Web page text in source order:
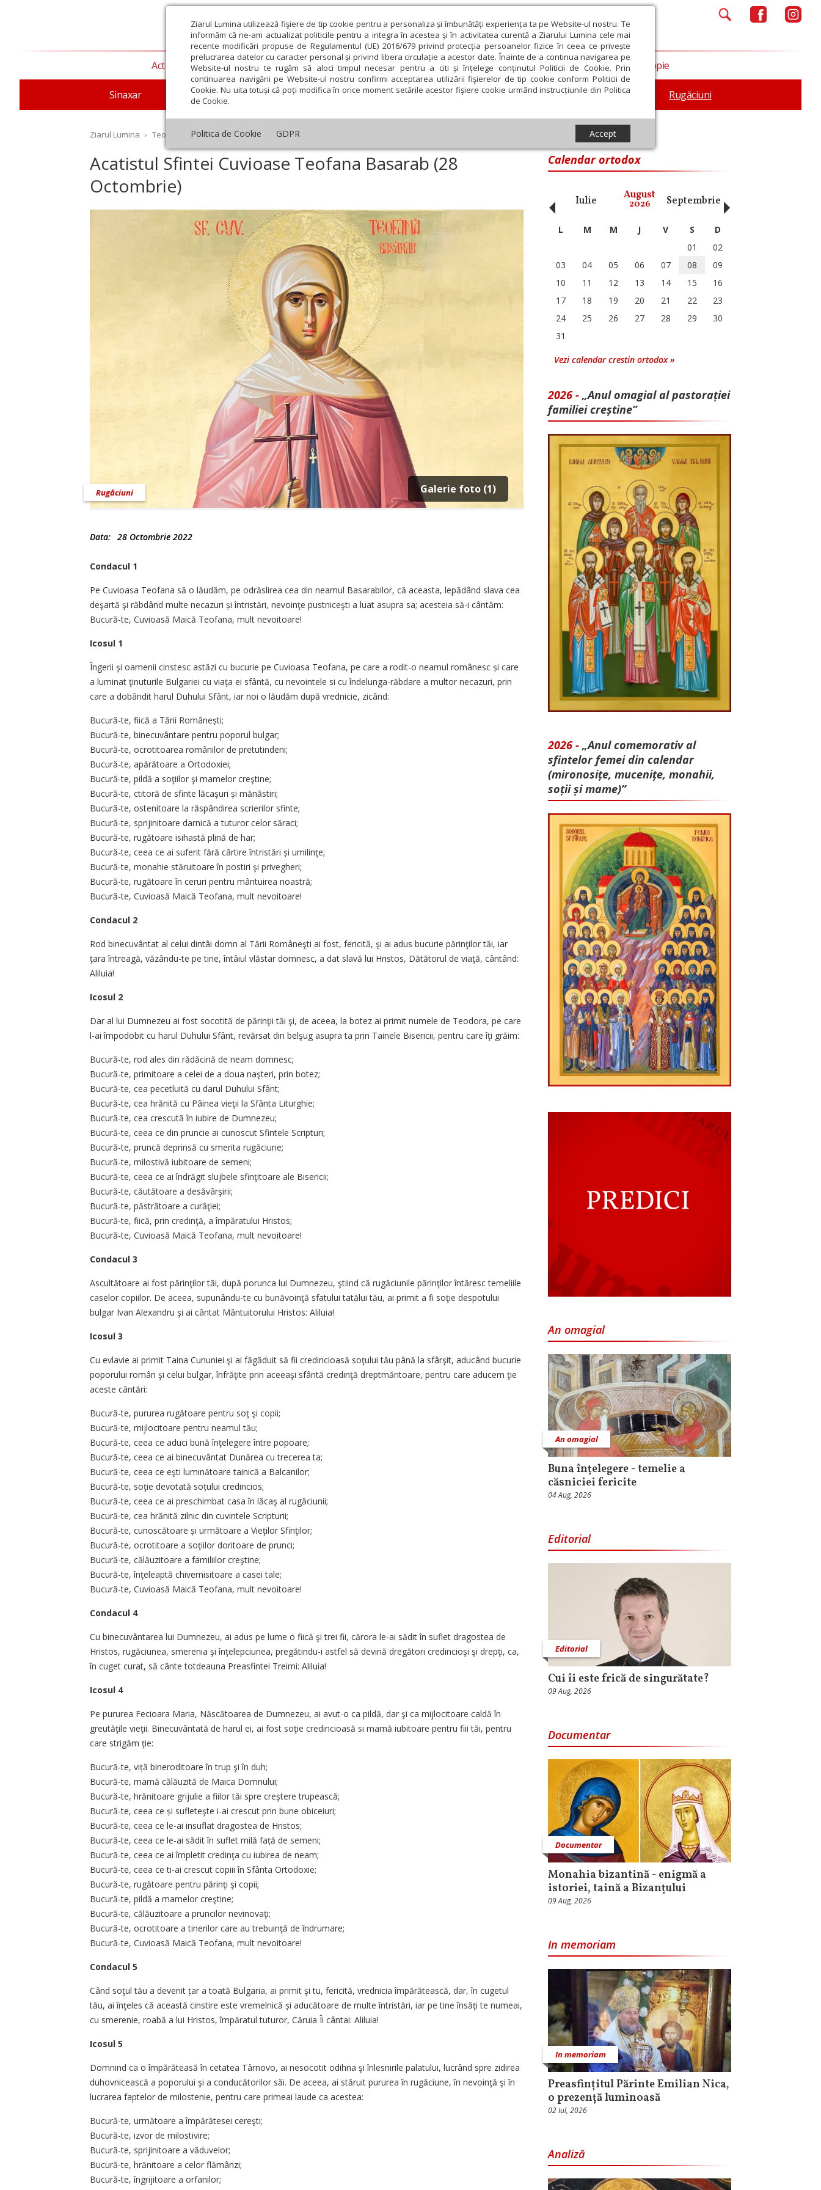
Ziarul Lumina utilizează fişiere de tip cookie pentru a personaliza și îmbunătăți experiența ta pe Website-ul nostru. Te
informăm că ne-am actualizat politicile pentru a integra în acestea și în activitatea curentă a Ziarului Lumina cele mai
recente modificări propuse de Regulamentul (UE) 2016/679 privind protecția persoanelor fizice în ceea ce privește
prelucrarea datelor cu caracter personal și privind libera circulație a acestor date. Înainte de a continua navigarea pe
Website-ul nostru te rugăm să aloci timpul necesar pentru a citi și înțelege conținutul Politicii de Cookie. Prin
continuarea navigării pe Website-ul nostru confirmi acceptarea utilizării fişierelor de tip cookie conform Politicii de
Cookie. Nu uita totuși că poți modifica în orice moment setările acestor fişiere cookie urmând instrucțiunile din Politica
de Cookie.
Politica de Cookie GDPR Accept
Actualitate religioasă Teologie și spiritualitate
Sinaxar Apostolul zilei Evanghelia zilei Evanghelia de Duminică Theologica Liturgica Patristica Rugăciuni
Educaţie și Cultură Societate Opinii Filantropie
Ziarul Lumina › Teologie și spiritualitate › Rugăciuni › Acatistul Sfintei Cuvioase Teofana Basarab (28 Octombrie)
Acatistul Sfintei Cuvioase Teofana Basarab (28
Octombrie)
Galerie foto (1)
Rugăciuni
Data: 28 Octombrie 2022
Condacul 1
Pe Cuvioasa Teofana să o lăudăm, pe odrăslirea cea din neamul Basarabilor, că aceasta, lepădând slava cea
deşartă şi răbdând multe necazuri și întristări, nevoinţe pustniceşti a luat asupra sa; acesteia să-i cân­tăm:
Bucură-te, Cuvioasă Maică Teofana, mult nevoitoare!
Icosul 1
Îngerii şi oamenii cinstesc astăzi cu bucurie pe Cuvioasa Teofana, pe care a rodit-o nea­mul românesc și care
a luminat ţinuturile Bulgariei cu viaţa ei sfântă, cu nevointele si cu îndelunga-răbdare a multor neca­zuri, prin
care a dobândit harul Duhului Sfânt, iar noi o lăudăm după vrednicie, zicând:
Bucură-te, fiică a Tării Românești;
Bucură-te, binecuvântare pen­tru poporul bulgar;
Bucură-te, ocrotitoarea româ­nilor de pretutindeni;
Bucură-te, apărătoare a Orto­doxiei;
Bucură-te, pildă a soţiilor şi mamelor creştine;
Bucură-te, ctitoră de sfinte lăcaşuri și mănăstiri;
Bucură-te, ostenitoare la răs­pândirea scrierilor sfinte;
Bucură-te, sprijinitoare dar­nică a tuturor celor săraci;
Bucură-te, rugătoare isihastă plină de har;
Bucură-te, ceea ce ai suferit fără cârtire întristări și umilinţe;
Bucură-te, monahie stărui­toare în postiri şi privegheri;
Bucură-te, rugătoare în ceruri pentru mântuirea noastră;
Bucură-te, Cuvioasă Maică Teofana, mult nevoitoare!
Condacul 2
Rod binecuvântat al celui din­tâi domn al Tării Româneşti ai fost, fericită, şi ai adus bucu­rie părinţilor tăi, iar
ţara întrea­gă, văzându-te pe tine, întâiul vlăstar domnesc, a dat slavă lui Hristos, Dătătorul de viaţă, cân­tând:
Aliluia!
Icosul 2
Dar al lui Dumnezeu ai fost socotită de părinţii tăi şi, de aceea, la botez ai primit numele de Teodora, pe care
l-ai împodobit cu harul Duhului Sfânt, revărsat din belşug asupra ta prin Tainele Bisericii, pentru care îţi grăim:
Bucură-te, rod ales din rădă­cină de neam domnesc;
Bucură-te, primitoare a celei de a doua naşteri, prin botez;
Bucură-te, cea pecetluită cu darul Duhului Sfânt;
Bucură-te, cea hrănită cu Pâi­nea vieţii la Sfânta Liturghie;
Bucură-te, cea crescută în iu­bire de Dumnezeu;
Bucură-te, ceea ce din pruncie ai cunoscut Sfintele Scripturi;
Bucură-te, pruncă deprinsă cu smerita rugăciune;
Bucură-te, milostivă iubitoare de semeni;
Bucură-te, ceea ce ai îndrăgit slujbele sfinţitoare ale Bisericii;
Bucură-te, căutătoare a desă­vârşirii;
Bucură-te, păstrătoare a curăţiei;
Bucură-te, fiică, prin credinţă, a împăratului Hristos;
Bucură-te, Cuvioasă Maică Teofana, mult nevoitoare!
Condacul 3
Ascultătoare ai fost părinţilor tăi, după porunca lui Dumnezeu, ştiind că rugăciunile părinţilor întăresc temeliile
caselor copiilor. De aceea, supunându-te cu bunăvoinţă sfatului tatălui tău, ai primit a fi soţie despotu­lui
bulgar Ivan Alexandru şi ai cântat Mântuitorului Hristos: Aliluia!
Icosul 3
Cu evlavie ai primit Taina Cu­nuniei şi ai făgăduit să fii credin­cioasă soţului tău până la sfârşit, aducând bucurie
poporului ro­mân şi celui bulgar, înfrăţite prin aceeaşi sfântă credinţă dreptmăritoare, pentru care aducem ţie
aceste cântări:
Bucură-te, pururea rugătoare pentru soţ şi copii;
Bucură-te, mijlocitoare pentru neamul tău;
Bucură-te, ceea ce aduci bună înţelegere între popoare;
Bucură-te, ceea ce ai binecu­vântat Dunărea cu trecerea ta;
Bucură-te, ceea ce eşti luminătoare tainică a Balcanilor;
Bucură-te, soţie devotată soțului credincios;
Bucură-te, ceea ce ai preschim­bat casa în lăcaş al rugăciunii;
Bucură-te, cea hrănită zilnic din cuvintele Scripturii;
Bucură-te, cunoscătoare și următoare a Vieţilor Sfinţilor;
Bucură-te, ocrotitoare a soţiilor doritoare de prunci;
Bucură-te, călăuzitoare a fami­liilor creştine;
Bucură-te, înţeleaptă chivernisitoare a casei tale;
Bucură-te, Cuvioasă Maică Teofana, mult nevoitoare!
Condacul 4
Cu binecuvântarea lui Dum­nezeu, ai adus pe lume o fiică şi trei fii, cărora le-ai sădit în suflet dragostea de
Hristos, rugăciu­nea, smerenia şi înţelepciunea, pregătindu-i astfel să devină dregători credincioşi şi drepţi, ca,
în cuget curat, să cânte totdeauna Preasfintei Treimi: Aliluia!
Icosul 4
Pe pururea Fecioara Maria, Născătoarea de Dumnezeu, ai avut-o ca pildă, dar şi ca mijlo­citoare caldă în
greutăţile vieţii. Binecuvântată de harul ei, ai fost soţie credincioasă si mamă iubitoare pentru fiii tăi, pentru
care strigăm ţie:
Bucură-te, viță bineroditoare în trup şi în duh;
Bucură-te, mamă călăuzită de Maica Domnului;
Bucură-te, hrănitoare grijulie a fiilor tăi spre creştere trupească;
Bucură-te, ceea ce și sufleteşte i-ai crescut prin bune obiceiuri;
Bucură-te, ceea ce le-ai insu­flat dragostea de Hristos;
Bucură-te, ceea ce le-ai sădit în suflet milă față de semeni;
Bucură-te, ceea ce ai împletit credinţa cu iubirea de neam;
Bucură-te, ceea ce ti-ai crescut copiii în Sfânta Ortodoxie;
Bucură-te, rugătoare pentru părinţi şi copii;
Bucură-te, pildă a mamelor creştine;
Bucură-te, călăuzitoare a prun­cilor nevinovaţi;
Bucură-te, ocrotitoare a tine­rilor care au trebuinţă de îndrumare;
Bucură-te, Cuvioasă Maică Teofana, mult nevoitoare!
Condacul 5
Când soţul tău a devenit țar a toată Bulgaria, ai primit şi tu, fericită, vrednicia împărătească, dar, în cugetul
tău, ai înţeles că această cinstire este vremelnică și aducătoare de multe întristări, iar pe tine însăţi te numeai,
cu smerenie, roabă a lui Hristos, împăratul tuturor, Căruia Îi cân­tai: Aliluia!
Icosul 5
Domnind ca o împărăteasă în cetatea Târnovo, ai nesocotit odihna şi înlesnirile palatului, lucrând spre zidirea
duhovni­cească a poporului şi a condu­cătorilor săi. De aceea, ai stăruit pururea în rugăciune, în nevoinţă şi în
lucrarea faptelor de milos­tenie, pentru care primeai laude ca acestea:
Bucură-te, următoare a împă­rătesei cereşti;
Bucură-te, izvor de milos­tivire;
Bucură-te, sprijinitoare a vă­duvelor;
Bucură-te, hrănitoare a celor flămânzi;
Bucură-te, îngrijitoare a orfa­nilor;
Calendar ortodox
Iulie August
2026 Septembrie Octombrie
‹ L M M J V S
D
01
02
03
04 05 06 07 08
09
10
11 12 13 14 15
16
17
18 19 20 21 22
23
24
25 26 27 28 29
30
31
Vezi calendar crestin ortodox »
2026 - „Anul omagial al pastorației
familiei creștine”
2026 - „Anul comemorativ al
sfintelor femei din calendar
(mironosițe, mu­cenițe, monahii,
soții și mame)”
An omagial
An omagial
Buna înțelegere - temelie a
căsniciei fericite
04 Aug, 2026
Editorial
Editorial
Cui îi este frică de singurătate?
09 Aug, 2026
Documentar
Documentar
Monahia bizantină - enigmă a
istoriei, taină a Bizanțului
09 Aug, 2026
In memoriam
In memoriam
Preasfințitul Părinte Emilian Nica,
o prezență luminoasă
02 Iul, 2026
Analiză